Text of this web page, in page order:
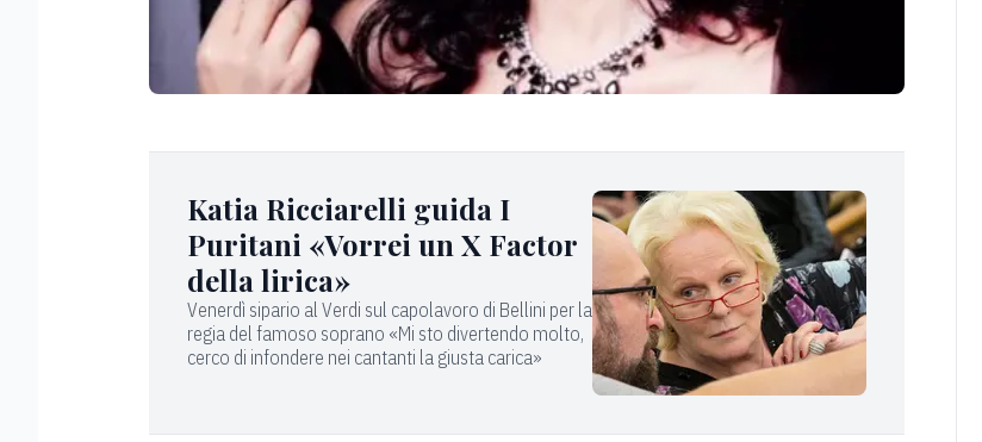
Katia Ricciarelli guida I
Puritani «Vorrei un X Factor
della lirica»
Venerdì sipario al Verdi sul capolavoro di Bellini per la
regia del famoso soprano «Mi sto divertendo molto,
cerco di infondere nei cantanti la giusta carica»